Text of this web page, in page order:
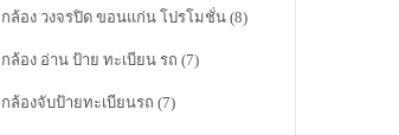
กล้อง วงจรปิด ขอนแก่น โปรโมชั่น (8)
กล้อง อ่าน ป้าย ทะเบียน รถ (7)
กล้องจับป้ายทะเบียนรถ (7)